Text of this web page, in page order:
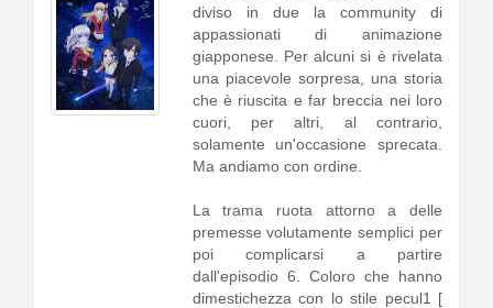
diviso in due la community di
appassionati di animazione
giapponese. Per alcuni si è rivelata
una piacevole sorpresa, una storia
che è riuscita e far breccia nei loro
cuori, per altri, al contrario,
solamente un'occasione sprecata.
Ma andiamo con ordine.
La trama ruota attorno a delle
premesse volutamente semplici per
poi complicarsi a partire
dall'episodio 6. Coloro che hanno
dimestichezza con lo stile pecul1 [